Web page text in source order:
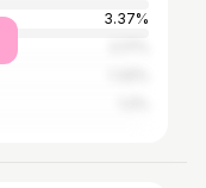
3.37%